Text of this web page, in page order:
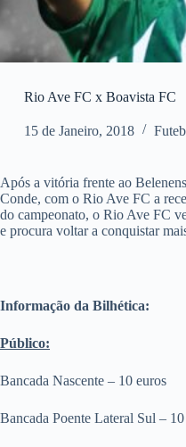
Rio Ave FC x Boavista FC
15 de Janeiro, 2018
Após a vitória frente ao
Conde, com o Rio Ave FC a
do campeonato, o Rio Ave FC
e procura voltar a conquistar
Informação da Bilhética:
Público:
Bancada Nascente – 10 euros
Bancada Poente Lateral Sul –